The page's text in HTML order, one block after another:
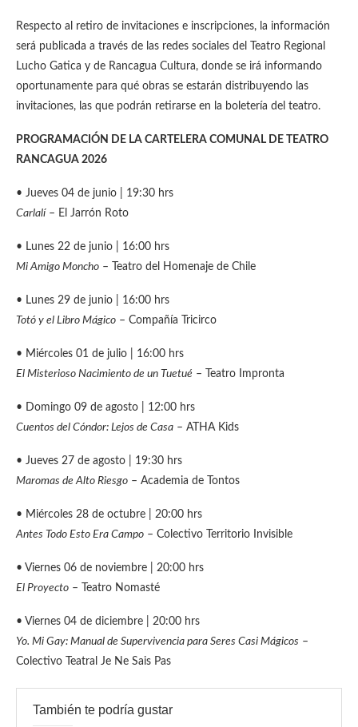
Respecto al retiro de invitaciones e inscripciones, la información
será publicada a través de las redes sociales del Teatro Regional
Lucho Gatica y de Rancagua Cultura, donde se irá informando
oportunamente para qué obras se estarán distribuyendo las
invitaciones, las que podrán retirarse en la boletería del teatro.
PROGRAMACIÓN DE LA CARTELERA COMUNAL DE TEATRO
RANCAGUA 2026
• Jueves 04 de junio | 19:30 hrs
Carlalí – El Jarrón Roto
• Lunes 22 de junio | 16:00 hrs
Mi Amigo Moncho – Teatro del Homenaje de Chile
• Lunes 29 de junio | 16:00 hrs
Totó y el Libro Mágico – Compañía Tricirco
• Miércoles 01 de julio | 16:00 hrs
El Misterioso Nacimiento de un Tuetué – Teatro Impronta
• Domingo 09 de agosto | 12:00 hrs
Cuentos del Cóndor: Lejos de Casa – ATHA Kids
• Jueves 27 de agosto | 19:30 hrs
Maromas de Alto Riesgo – Academia de Tontos
• Miércoles 28 de octubre | 20:00 hrs
Antes Todo Esto Era Campo – Colectivo Territorio Invisible
• Viernes 06 de noviembre | 20:00 hrs
El Proyecto – Teatro Nomasté
• Viernes 04 de diciembre | 20:00 hrs
Yo. Mi Gay: Manual de Supervivencia para Seres Casi Mágicos –
Colectivo Teatral Je Ne Sais Pas
También te podría gustar